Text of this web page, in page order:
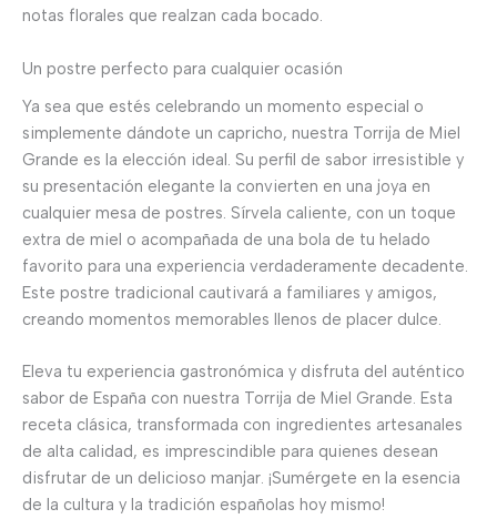
notas florales que realzan cada bocado.
Un postre perfecto para cualquier ocasión
Ya sea que estés celebrando un momento especial o
simplemente dándote un capricho, nuestra Torrija de Miel
Grande es la elección ideal. Su perfil de sabor irresistible y
su presentación elegante la convierten en una joya en
cualquier mesa de postres. Sírvela caliente, con un toque
extra de miel o acompañada de una bola de tu helado
favorito para una experiencia verdaderamente decadente.
Este postre tradicional cautivará a familiares y amigos,
creando momentos memorables llenos de placer dulce.
Eleva tu experiencia gastronómica y disfruta del auténtico
sabor de España con nuestra Torrija de Miel Grande. Esta
receta clásica, transformada con ingredientes artesanales
de alta calidad, es imprescindible para quienes desean
disfrutar de un delicioso manjar. ¡Sumérgete en la esencia
de la cultura y la tradición españolas hoy mismo!